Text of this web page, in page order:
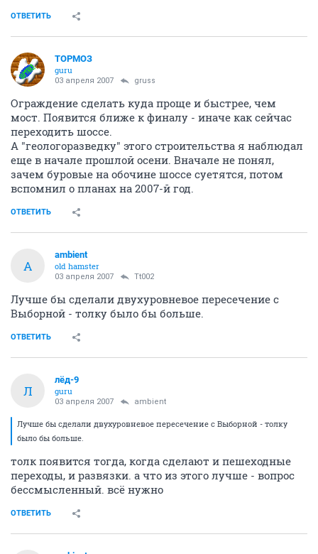
ОТВЕТИТЬ
ТОРМОЗ
guru
03 апреля 2007 gruss
Ограждение сделать куда проще и быстрее, чем
мост. Появится ближе к финалу - иначе как сейчас
переходить шоссе.
А "геологоразведку" этого строительства я наблюдал
еще в начале прошлой осени. Вначале не понял,
зачем буровые на обочине шоссе суетятся, потом
вспомнил о планах на 2007-й год.
ОТВЕТИТЬ
A
ambient
old hamster
03 апреля 2007 Tt002
Лучше бы сделали двухуровневое пересечение с
Выборной - толку было бы больше.
ОТВЕТИТЬ
Л
лёд-9
guru
03 апреля 2007 ambient
Лучше бы сделали двухуровневое пересечение с Выборной - толку
было бы больше.
толк появится тогда, когда сделают и пешеходные
переходы, и развязки. а что из этого лучше - вопрос
бессмысленный. всё нужно
ОТВЕТИТЬ